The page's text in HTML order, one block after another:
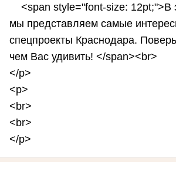
<span style="font-size: 12pt;">В
мы представляем самые
спецпроекты Краснодара.
чем Вас удивить! </span><br>
</p>
<p>
<br>
<br>
</p>